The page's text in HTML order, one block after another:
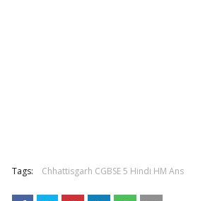
Tags: Chhattisgarh CGBSE 5 Hindi HM Ans